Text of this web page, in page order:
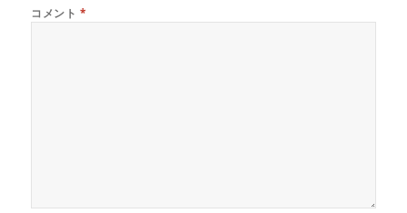
コメント *